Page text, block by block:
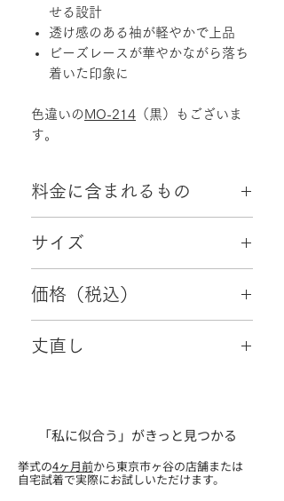
せる設計
透け感のある袖が軽やかで上品
ビーズレースが華やかながら落ち
着いた印象に
色違いの MO-214 （黒）もございま
す。
料金に含まれるもの
・クリーニング代
サイズ
価格（税込）
丈直し
「私に似合う」がきっと見つかる
挙式の4ヶ月前から東京市ヶ谷の店舗または
自宅試着で実際にお試しいただけます。